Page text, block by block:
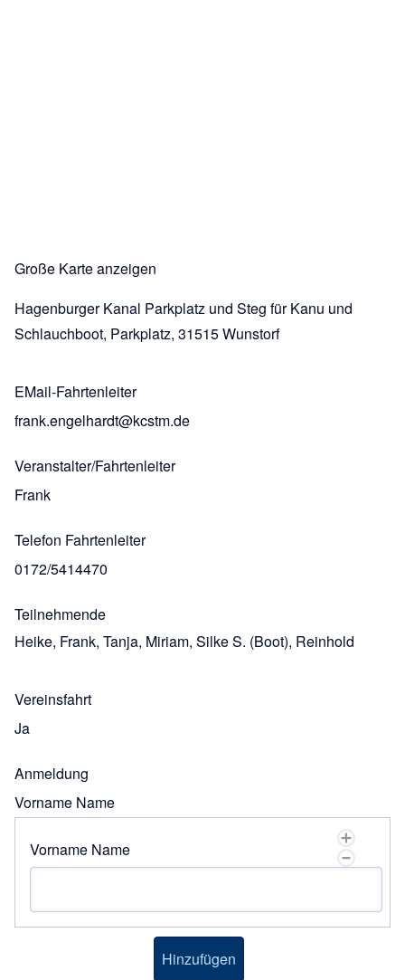
Große Karte anzeigen
Hagenburger Kanal Parkplatz und Steg für Kanu und
Schlauchboot, Parkplatz, 31515 Wunstorf
EMail-Fahrtenleiter
frank.engelhardt@kcstm.de
Veranstalter/Fahrtenleiter
Frank
Telefon Fahrtenleiter
0172/5414470
Teilnehmende
Heike, Frank, Tanja, Miriam, Silke S. (Boot), Reinhold
Vereinsfahrt
Ja
Anmeldung
Vorname Name
Vorname Name